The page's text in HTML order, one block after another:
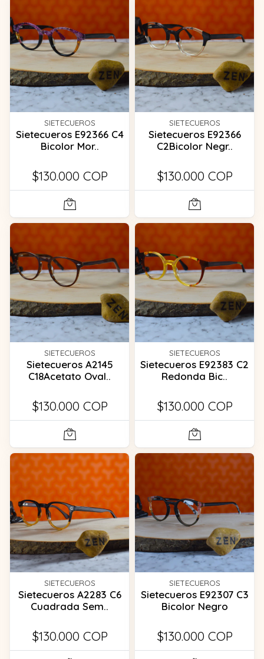
SIETECUEROS
Sietecueros E92366 C4
Bicolor Mor..
$130.000 COP
SIETECUEROS
Sietecueros E92366
C2Bicolor Negr..
$130.000 COP
SIETECUEROS
Sietecueros A2145
C18Acetato Oval..
$130.000 COP
SIETECUEROS
Sietecueros E92383 C2
Redonda Bic..
$130.000 COP
SIETECUEROS
Sietecueros A2283 C6
Cuadrada Sem..
$130.000 COP
SIETECUEROS
Sietecueros E92307 C3
Bicolor Negro
$130.000 COP